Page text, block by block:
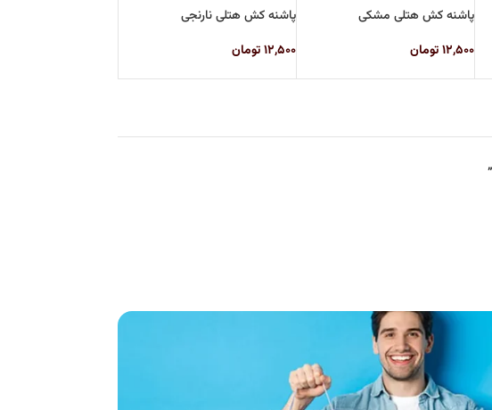
پاشنه کش هتلی مشکی
۱۲,۵۰۰تومان
پاشنه کش هتلی نارنجی
۱۲,۵۰۰تومان